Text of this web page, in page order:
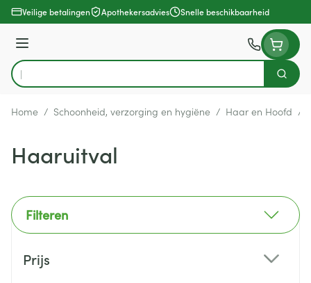
Ga naar de inhoud
Veilige betalingen Apothekersadvies Snelle beschikbaarheid
Menu
Product, merk, categorie...
Zoek
Home / Schoonheid, verzorging en hygiëne / Haar en Hoofd /
Haaruitval
Filteren
Prijs